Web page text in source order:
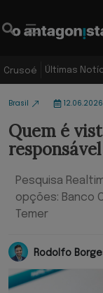
Crusoé Últimas
Brasil
Quem é
Pesquisa
opções: Banco
Temer
Rodolfo